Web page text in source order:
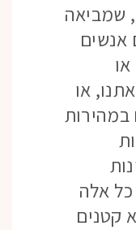
שמביאה
אנשים
או
אלה
קטנים